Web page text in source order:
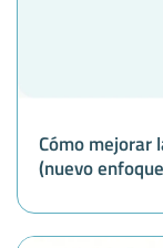
Cómo mejorar
(nuevo